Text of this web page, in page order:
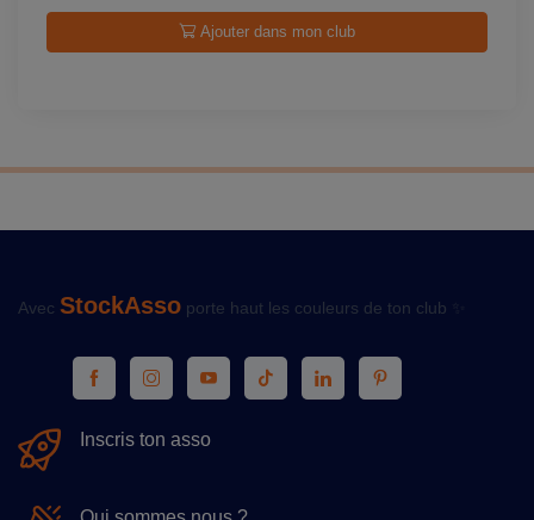
Ajouter dans mon club
Avec StockAsso porte haut les couleurs de ton club ✨
Inscris ton asso